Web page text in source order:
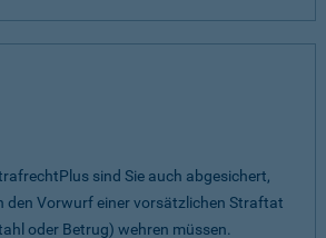
sind Sie auch abgesichert,
den Vorwurf einer vorsätzlichen Straftat
oder Betrug) wehren müssen.